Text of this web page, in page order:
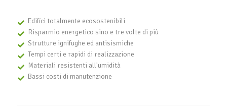
Edifici totalmente ecosostenibili
Risparmio energetico sino e tre volte di più
Strutture ignifughe ed antisismiche
Tempi certi e rapidi di realizzazione
Materiali resistenti all'umidità
Bassi costi di manutenzione